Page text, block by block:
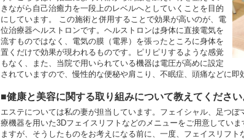
きながら自己治癒力を一段上のレベルへとしていくことを目的
にしています。 この施術と併用することで効果が高いのが、電
位治療器ヘルストロンです。ヘルストロンは身体に直接電気を
流すものではなく、電気の膜（電界）を張ったところに身体を
置くだけで効果が現われるものです。ピリピリするような感覚
もなく、また、当院で用いられている機器は電圧が高めに設定
されていますので、慢性的な便秘や肩こり、不眠症、頭痛などに即
■健康と美容に関する取り組みについて教えてください
エステについては私の妻が担当しています。フェイシャル、足つ
療機器を用いた3Dフェイスリフトなどのメニューをご用意してい
ますが、そうしたものをお考えになる前に、一度、フェイスリフ